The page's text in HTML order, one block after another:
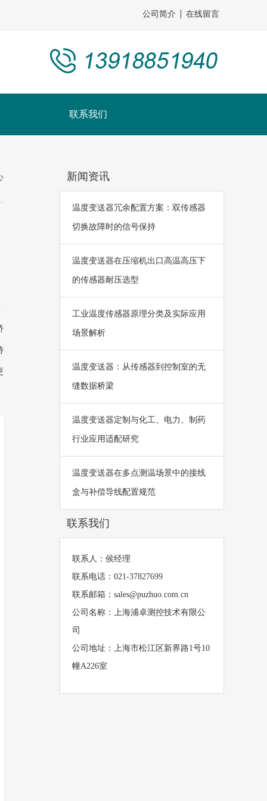
公司简介 在线留言
联系我们
新闻资讯
温度变送器冗余配置方案：双传感器
切换故障时的信号保持
温度变送器在压缩机出口高温高压下
的传感器耐压选型
工业温度传感器原理分类及实际应用
场景解析
温度变送器：从传感器到控制室的无
缝数据桥梁
温度变送器定制与化工、电力、制药
行业应用适配研究
温度变送器在多点测温场景中的接线
盒与补偿导线配置规范
联系我们
联系人：侯经理
联系电话：021-37827699
联系邮箱：sales@puzhuo.com.cn
公司名称：上海浦卓测控技术有限公
司
公司地址：上海市松江区新界路1号10
幢A226室